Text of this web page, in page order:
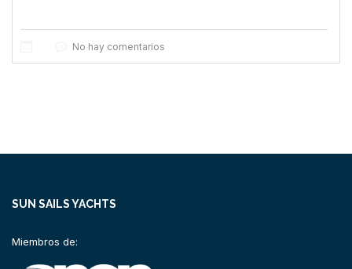
No hay comentarios
SUN SAILS YACHTS
Miembros de: